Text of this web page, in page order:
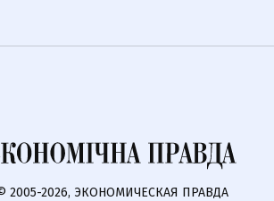
2005-2026, ЭКОНОМИЧЕСКАЯ ПРАВДА